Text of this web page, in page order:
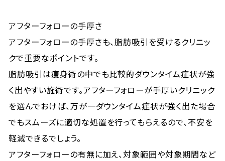
アフターフォローの手厚さ
アフターフォローの手厚さも、脂肪吸引を受けるクリニッ
クで重要なポイントです。
脂肪吸引は痩身術の中でも比較的ダウンタイム症状が強
く出やすい施術です。アフターフォローが手厚いクリニック
を選んでおけば、万が一ダウンタイム症状が強く出た場合
でもスムーズに適切な処置を行ってもらえるので、不安を
軽減できるでしょう。
アフターフォローの有無に加え、対象範囲や対象期間など